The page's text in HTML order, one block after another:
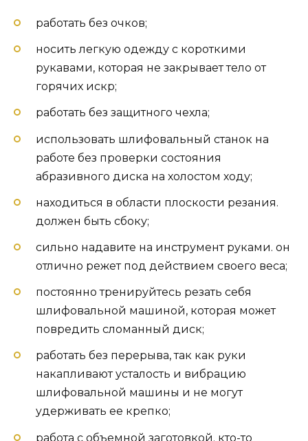
работать без очков;
носить легкую одежду с короткими
рукавами, которая не закрывает тело от
горячих искр;
работать без защитного чехла;
использовать шлифовальный станок на
работе без проверки состояния
абразивного диска на холостом ходу;
находиться в области плоскости резания.
должен быть сбоку;
сильно надавите на инструмент руками. он
отлично режет под действием своего веса;
постоянно тренируйтесь резать себя
шлифовальной машиной, которая может
повредить сломанный диск;
работать без перерыва, так как руки
накапливают усталость и вибрацию
шлифовальной машины и не могут
удерживать ее крепко;
работа с объемной заготовкой. кто-то